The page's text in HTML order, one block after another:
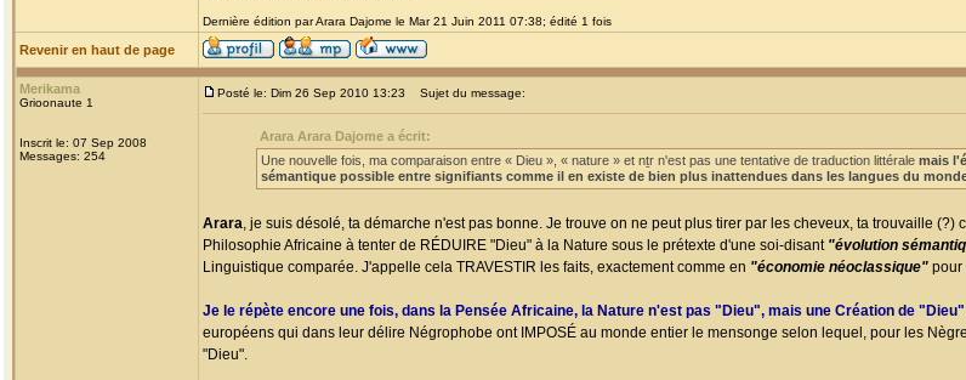
Dernière édition par Arara Dajome le Mar 21 Juin 2011 07:38; édité 1 fois
Revenir en haut de page
Merikama
Grioonaute 1
Inscrit le: 07 Sep 2008
Messages: 254
Posté le: Dim 26 Sep 2010 13:23 Sujet du message:
Arara Arara Dajome a écrit:
Une nouvelle fois, ma comparaison entre « Dieu », « nature » et nṯr n'est pas une tentative de traduction littérale mais
sémantique possible entre signifiants comme il en existe de bien plus inattendues dans les langues du
Arara, je suis désolé, ta démarche n'est pas bonne. Je trouve on ne peut plus tirer par les cheveux, ta trouvaille (?)
Philosophie Africaine à tenter de RÉDUIRE "Dieu" à la Nature sous le prétexte d'une soi-disant "évolution
Linguistique comparée. J'appelle cela TRAVESTIR les faits, exactement comme en "économie néoclassique" pour
Je le répète encore une fois, dans la Pensée Africaine, la Nature n'est pas "Dieu", mais une Création de "Dieu"
européens qui dans leur délire Négrophobe ont IMPOSÉ au monde entier le mensonge selon lequel, pour les
"Dieu".